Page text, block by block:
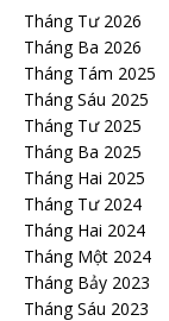
Tháng Tư 2026
Tháng Ba 2026
Tháng Tám 2025
Tháng Sáu 2025
Tháng Tư 2025
Tháng Ba 2025
Tháng Hai 2025
Tháng Tư 2024
Tháng Hai 2024
Tháng Một 2024
Tháng Bảy 2023
Tháng Sáu 2023